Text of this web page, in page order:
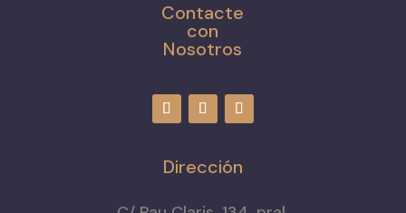
Contacte
con
Nosotros
Dirección